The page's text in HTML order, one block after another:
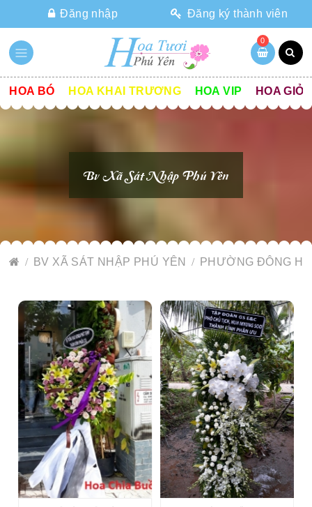
Đăng nhập Đăng ký thành viên
0
HOA BÓ HOA KHAI TRƯƠNG HOA VIP HOA GIỎ
Bv Xã Sát Nhập Phú Yên
BV XÃ SÁT NHẬP PHÚ YÊN PHƯỜNG ĐÔNG